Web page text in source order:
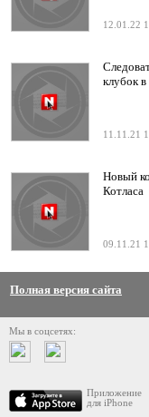
12.01.22
клубок
11.11.21
Новый
Котласа
09.11.21
Полная версия сайта
Мы в соцсетях:
Приложение
для iPhone